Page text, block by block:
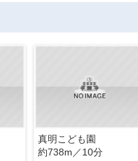
真明こども園
約738m／10分